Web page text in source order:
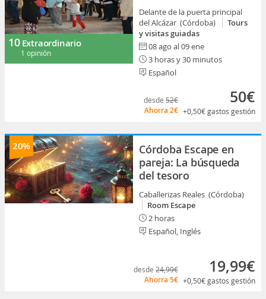
10 Extraordinario
1 opinión
Delante de la puerta principal
del Alcázar (Córdoba)
Tours
y visitas guiadas
08 ago al 09 ene
3 horas y 30 minutos
Español
desde 52€
Ahorra 2€
50€
+0,50€gastos gestión
20%
Córdoba Escape en
pareja: La búsqueda
del tesoro
Caballerizas Reales (Córdoba)
Room Escape
2 horas
Español, Inglés
desde 24,99€
Ahorra 5€
19,99€
+0,50€gastos gestión